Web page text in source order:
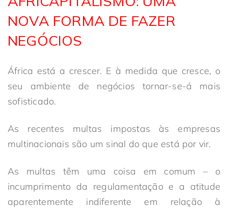
NOVA FORMA DE FAZER
NEGÓCIOS
África está a crescer. E à medida que cresce, o
seu ambiente de negócios tornar-se-á mais
sofisticado.
As recentes multas impostas às empresas
multinacionais são um sinal do que está por vir.
As multas têm uma coisa em comum – o
incumprimento da regulamentação e a atitude
aparentemente indiferente em relação à